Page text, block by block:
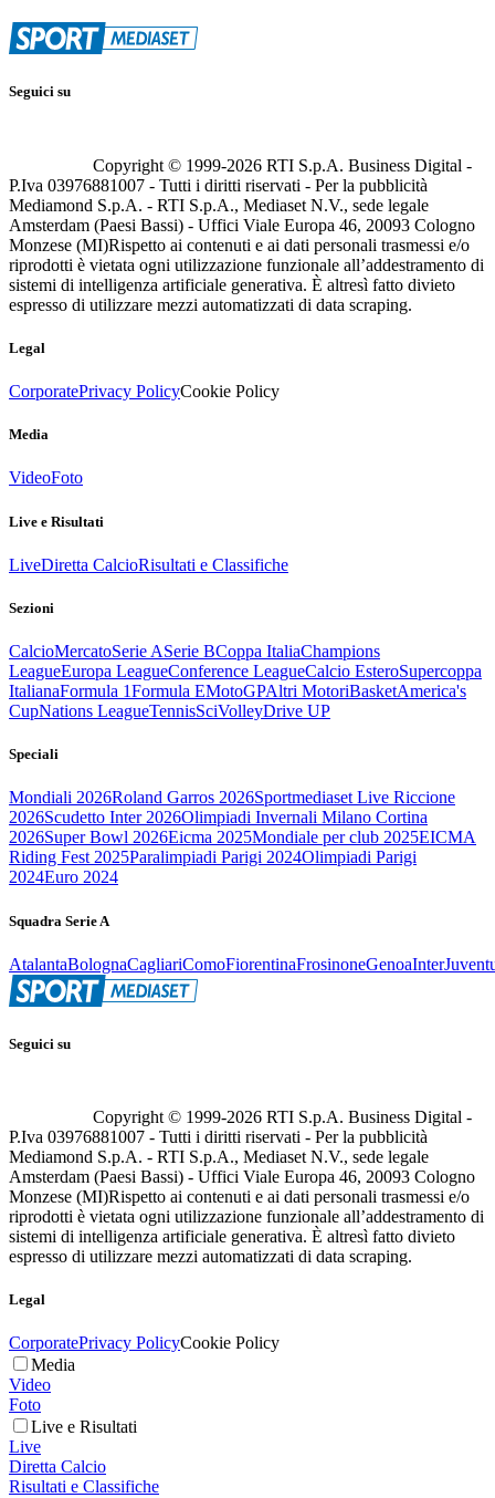
Seguici su
Copyright © 1999-2026 RTI S.p.A. Business Digital -
P.Iva 03976881007 - Tutti i diritti riservati - Per la pubblicità
Mediamond S.p.A. - RTI S.p.A., Mediaset N.V., sede legale
Amsterdam (Paesi Bassi) - Uffici Viale Europa 46, 20093 Cologno
Monzese (MI)Rispetto ai contenuti e ai dati personali trasmessi e/o
riprodotti è vietata ogni utilizzazione funzionale all’addestramento di
sistemi di intelligenza artificiale generativa. È altresì fatto divieto
espresso di utilizzare mezzi automatizzati di data scraping.
Legal
CorporatePrivacy PolicyCookie Policy
Media
VideoFoto
Live e Risultati
LiveDiretta CalcioRisultati e Classifiche
Sezioni
CalcioMercatoSerie ASerie BCoppa ItaliaChampions
LeagueEuropa LeagueConference LeagueCalcio EsteroSupercoppa
ItalianaFormula 1Formula EMotoGPAltri MotoriBasketAmerica's
CupNations LeagueTennisSciVolleyDrive UP
Speciali
Mondiali 2026Roland Garros 2026Sportmediaset Live Riccione
2026Scudetto Inter 2026Olimpiadi Invernali Milano Cortina
2026Super Bowl 2026Eicma 2025Mondiale per club 2025EICMA
Riding Fest 2025Paralimpiadi Parigi 2024Olimpiadi Parigi
2024Euro 2024
Squadra Serie A
AtalantaBolognaCagliariComoFiorentinaFrosinoneGenoaInter
Seguici su
Copyright © 1999-2026 RTI S.p.A. Business Digital -
P.Iva 03976881007 - Tutti i diritti riservati - Per la pubblicità
Mediamond S.p.A. - RTI S.p.A., Mediaset N.V., sede legale
Amsterdam (Paesi Bassi) - Uffici Viale Europa 46, 20093 Cologno
Monzese (MI)Rispetto ai contenuti e ai dati personali trasmessi e/o
riprodotti è vietata ogni utilizzazione funzionale all’addestramento di
sistemi di intelligenza artificiale generativa. È altresì fatto divieto
espresso di utilizzare mezzi automatizzati di data scraping.
Legal
CorporatePrivacy PolicyCookie Policy
Media
Video
Foto
Live e Risultati
Live
Diretta Calcio
Risultati e Classifiche